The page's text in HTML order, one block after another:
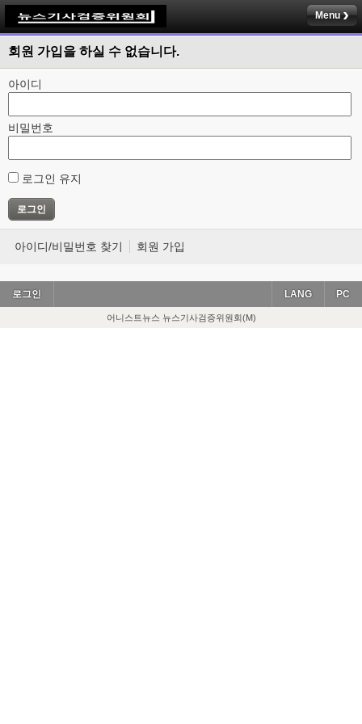
Menu
회원 가입을 하실 수 없습니다.
아이디
비밀번호
로그인 유지
아이디/비밀번호 찾기 회원 가입
로그인 PC
LANG
어니스트뉴스 뉴스기사검증위원회(M)